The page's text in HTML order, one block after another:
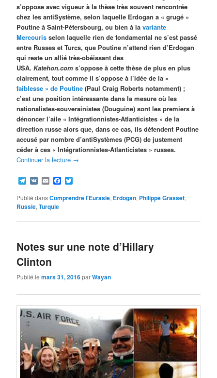
s’oppose avec vigueur à la thèse très souvent rencontrée
chez les antiSystème, selon laquelle Erdogan a « grugé »
Poutine à Saint-Pétersbourg, ou bien à lavariante
Mercouris selon laquelle rien de fondamental ne s’est passé
entre Russes et Turcs, que Poutine n’attend rien d’Erdogan
qui reste un allié très-obéissant des
USA.Katehon.com s’oppose à cette thèse de plus en plus
clairement, tout comme il s’oppose à l’idée de la «
faiblesse » de Poutine (Paul Craig Roberts notamment) ;
c’est une position intéressante dans la mesure où les
nationalistes-souverainistes (Douguine) sont les premiers à
dénoncer l’aile « Intégrationnistes-Atlanticistes » de la
direction russe alors que, dans ce cas, ils défendent Poutine
accusé par nombre d’antiSystèmes (PCG) de justement
céder à ces « Intégrationnistes-Atlanticistes » russes.
Continuer la lecture →
Telegram
VK EmailFacebook
Publié dansComprendre l'Eurasie, Erdogan, Philippe Grasset,
Russie,Turquie
Notes sur une note d’Hillary
Clinton
Publié lemars 31, 2016parWayan